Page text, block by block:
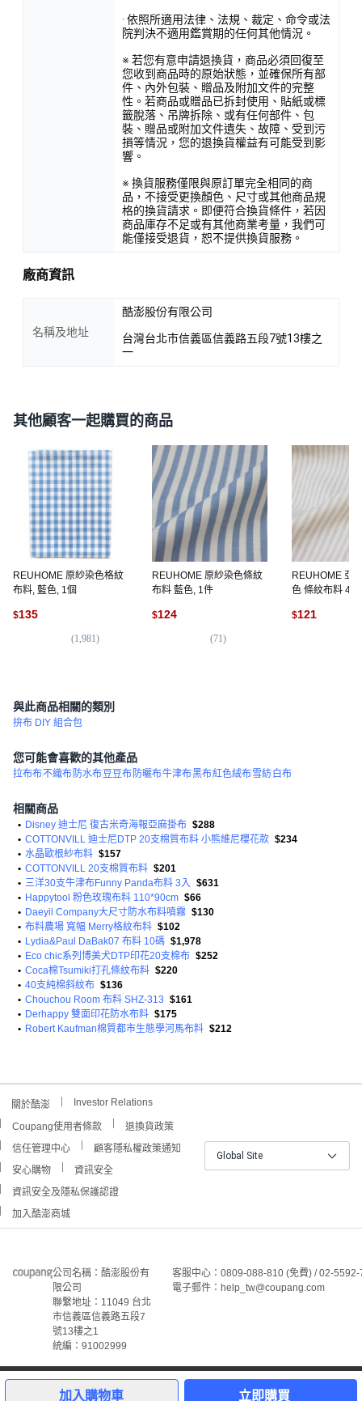
加入購物車 立即購買
· 依照所適用法律、法規、裁定、命令或法
院判決不適用鑑賞期的任何其他情況。
※ 若您有意申請退換貨，商品必須回復至
您收到商品時的原始狀態，並確保所有部
件、內外包裝、贈品及附加文件的完整
性。若商品或贈品已拆封使用、貼紙或標
籤脫落、吊牌拆除、或有任何部件、包
裝、贈品或附加文件遺失、故障、受到污
損等情況，您的退換貨權益有可能受到影
響。
※ 換貨服務僅限與原訂單完全相同的商
品，不接受更換顏色、尺寸或其他商品規
格的換貨請求。即便符合換貨條件，若因
商品庫存不足或有其他商業考量，我們可
能僅接受退貨，恕不提供換貨服務。
廠商資訊
名稱及地址
酷澎股份有限公司
台灣台北市信義區信義路五段7號13樓之
一
其他顧客一起購買的商品
REUHOME 原紗染色格紋
布料, 藍色, 1個
$135
(1,981)
REUHOME 原紗染色條紋
布料 藍色, 1件
$124
(71)
REUHOME 亞
色 條紋布料
$121
與此商品相關的類別
拚布 DIY 組合包
您可能會喜歡的其他產品
拉布布不織布 防水布 豆豆布 防曬布牛津布黑布紅色絨布雪紡 白布
相關商品
• Disney 迪士尼 復古米奇海報亞麻掛布 $288
• COTTONVILL 迪士尼DTP 20支棉質布料 小熊維尼櫻花款 $234
• 水晶歐根紗布料 $157
• COTTONVILL 20支棉質布料 $201
• 三洋30支牛津布Funny Panda布料 3入 $631
• Happytool 粉色玫瑰布料 110*90cm $66
• Daeyil Company大尺寸防水布料噴霧 $130
• 布料農場 寬幅 Merry格紋布料 $102
• Lydia&Paul DaBak07 布料 10碼 $1,978
• Eco chic系列博美犬DTP印花20支棉布 $252
• Coca棉Tsumiki打孔條紋布料 $220
• 40支純棉斜紋布 $136
• Chouchou Room 布料 SHZ-313 $161
• Derhappy 雙面印花防水布料 $175
• Robert Kaufman棉質都市生態學河馬布料 $212
關於酷澎 Investor Relations
Coupang使用者條款
退換貨政策
信任管理中心
顧客隱私權政策通知
安心購物
資訊安全
資訊安全及隱私保護認證
加入酷澎商城
Global Site
公司名稱：酷澎股份有
限公司
聯繫地址：11049 台北
市信義區信義路五段7
號13樓之1
統編：91002999
客服中心：0809-088-810 (免費) / 02-
電子郵件：help_tw@coupang.com
©Coupang Taiwan Co., Ltd. 保留所有權利。
本網站上顯示的所有商標、標誌和服務標誌均為酷澎股份有